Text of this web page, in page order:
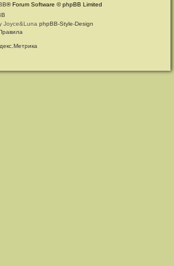
® Forum Software © phpBB Limited
Joyce&LunaphpBB-Style-Design